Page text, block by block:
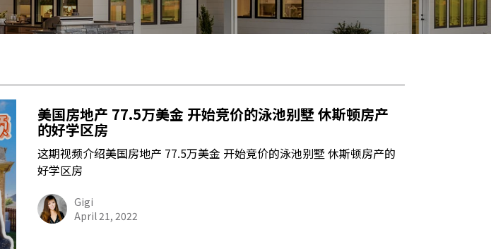
美国房地产 77.5万美金 开始竞价的泳池别墅 休斯顿房产
的好学区房
这期视频介绍美国房地产 77.5万美金 开始竞价的泳池别墅 休斯顿房产的
好学区房
Gigi
April 21, 2022